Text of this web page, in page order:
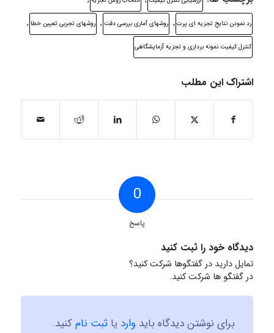
رد نمودن نتایج تجزیه ای پرت , روشهای آماری بررسی دقت , روشهای تجربی تعیین خطا ,
کنترل کیفیت نمونه برداری و تجزیه آزمایشگاهی
اشتراک این مطلب
0
پاسخ
دیدگاه خود را ثبت کنید
تمایل دارید در گفتگوها شرکت کنید؟
در گفتگو ها شرکت کنید.
برای نوشتن دیدگاه باید وارد یا ثبت نامکنید.